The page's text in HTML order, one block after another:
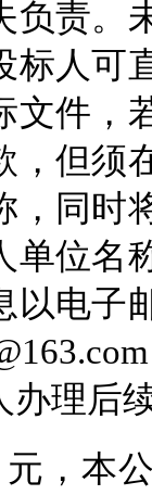
负责
标人可
文件，
，但须
，同时
单位名
以电子
办理后
，本公